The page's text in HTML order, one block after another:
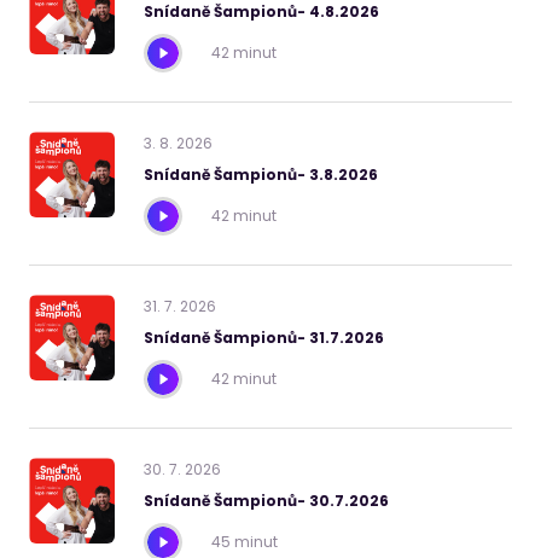
Snídaně Šampionů- 4.8.2026
42 minut
3. 8. 2026
Snídaně Šampionů- 3.8.2026
42 minut
31. 7. 2026
Snídaně Šampionů- 31.7.2026
42 minut
30. 7. 2026
Snídaně Šampionů- 30.7.2026
45 minut